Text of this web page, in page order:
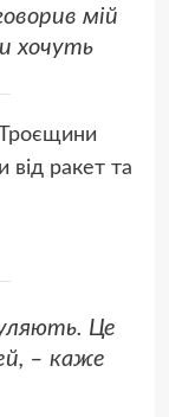
мій
хочуть
Троєщини
від ракет та
Це
– каже